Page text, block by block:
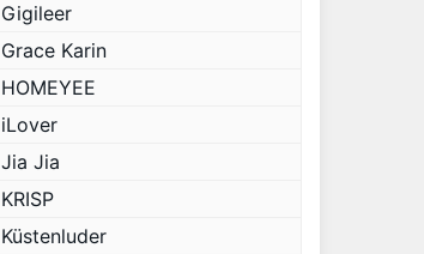
Gigileer
Grace Karin
HOMEYEE
iLover
Jia Jia
KRISP
Küstenluder